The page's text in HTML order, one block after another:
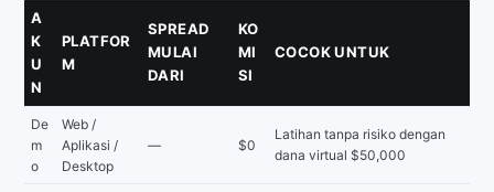
A
K
U
N
PLATFOR
M
SPREAD
MULAI
DARI
KO
MI
SI
COCOK UNTUK
De
m
o
Web /
Aplikasi /
Desktop
— $0
Latihan tanpa risiko dengan
dana virtual $50,000